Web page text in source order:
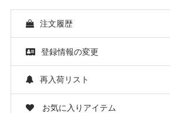
注文履歴
登録情報の変更
再入荷リスト
お気に入りアイテム